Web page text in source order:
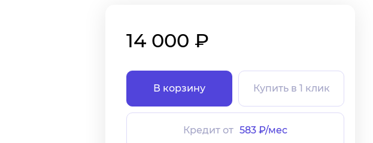
14 000 ₽
В корзину Купить в 1 клик
Кредит от 583 ₽/мес